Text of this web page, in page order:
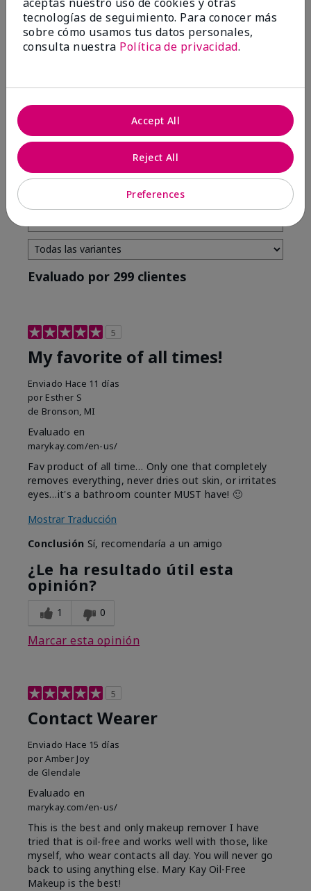
4 estrellas
7
3 estrellas
1 estrella
3
Tono De Piel
Filtrar
reseñas
por
piel
Evaluado por 299 clientes
5
My favorite of all times!
Enviado Hace 11 días
por Esther S
de Bronson, MI
Evaluado en
marykay.com/en-us/
Fav product of all time… Only one that completely
removes everything, never dries out skin, or irritates
eyes…it's a bathroom counter MUST have! 🙂
Mostrar Traducción
Conclusión Sí, recomendaría a un amigo
¿Le ha resultado útil esta
opinión?
1 0
Marcar esta opinión
5
Contact Wearer
Enviado Hace 15 días
porAmber Joy
de Glendale
Evaluado en
marykay.com/en-us/
This is the best and only makeup remover I have
tried that is oil-free and works well with those, like
myself, who wear contacts all day. You will never go
back to using anything else. Mary Kay Oil-Free
Makeup is the best!
tecnologías de seguimiento. Para conocer más
sobre cómo usamos tus datos personales,
consulta nuestra Política de privacidad.
Preferences
Reject All
Accept All